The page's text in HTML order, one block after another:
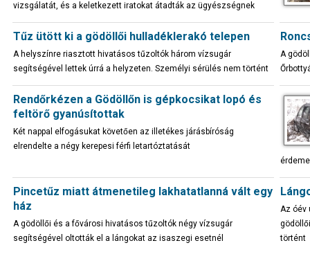
vizsgálatát, és a keletkezett iratokat átadták az ügyészségnek
Tűz ütött ki a gödöllői hulladéklerakó telepen
A helyszínre riasztott hivatásos tűzoltók három vízsugár
segítségével lettek úrrá a helyzeten. Személyi sérülés nem történt
A
Rendőrkézen a Gödöllőn is gépkocsikat lopó és
feltörő gyanúsítottak
Két nappal elfogásukat követően az illetékes járásbíróság
elrendelte a négy kerepesi férfi letartóztatását
Pincetűz miatt átmenetileg lakhatatlanná vált egy
ház
A gödöllői és a fővárosi hivatásos tűzoltók négy vízsugár
segítségével oltották el a lángokat az isaszegi esetnél
Az óév
történt